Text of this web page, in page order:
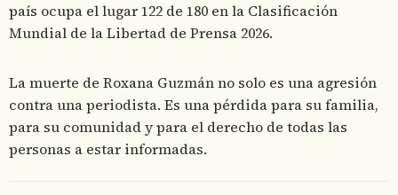
país ocupa el lugar 122 de 180 en la Clasificación
Mundial de la Libertad de Prensa 2026.
La muerte de Roxana Guzmán no solo es una agresión
contra una periodista. Es una pérdida para su familia,
para su comunidad y para el derecho de todas las
personas a estar informadas.